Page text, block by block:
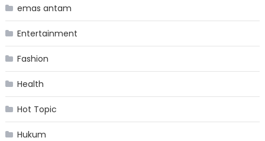
emas antam
Entertainment
Fashion
Health
Hot Topic
Hukum